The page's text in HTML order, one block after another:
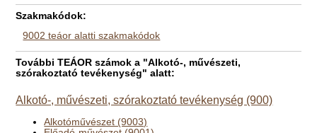
Szakmakódok:
9002 teáor alatti szakmakódok
További TEÁOR számok a "Alkotó-, művészeti,
szórakoztató tevékenység" alatt:
Alkotó-, művészeti, szórakoztató tevékenység (900)
Alkotóművészet (9003)